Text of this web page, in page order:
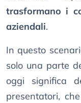
trasformano i
aziendali.
In questo
solo una parte
oggi significa
presentatori,